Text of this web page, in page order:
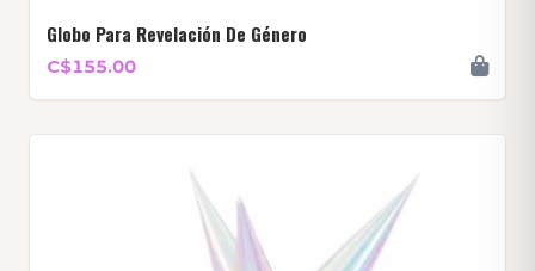
Globo Para Revelación De Género
C$155.00